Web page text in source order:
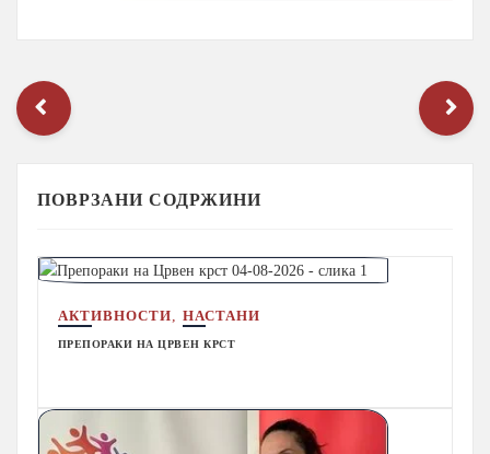
ПОВРЗАНИ СОДРЖИНИ
АКТИВНОСТИ НАСТАНИ
ПРЕПОРАКИ НА ЦРВЕН КРСТ